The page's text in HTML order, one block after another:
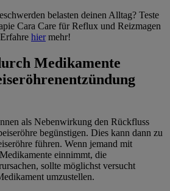
belasten deinen Alltag? Teste
Cara Care für Reflux und Reizmagen
hiermehr!
Medikamente
als Nebenwirkung den Rückfluss
begünstigen. Dies kann dann zu
führen. Wenn jemand mit
einnimmt, die
sollte möglichst versucht
umzustellen.